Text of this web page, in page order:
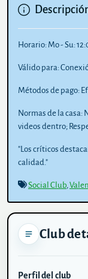
Horario: Mo - Su:
Válido para:
Métodos de pago:
Normas de la casa:
videos dentro;
"Los críticos
calidad."
Social Club,
Club
Perfil del club